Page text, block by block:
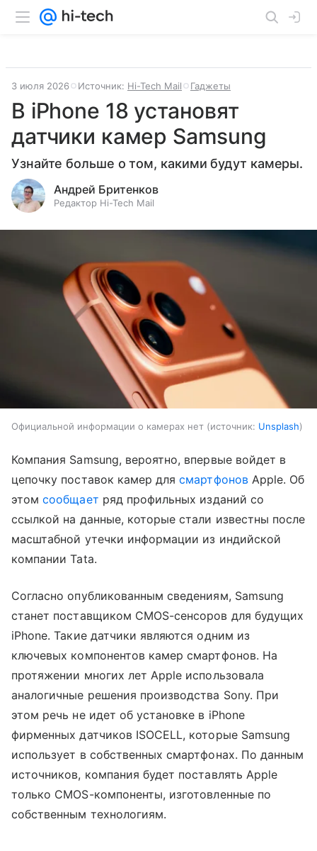
3 июля 2026 Источник: Hi-Tech Mail Гаджеты
В iPhone 18 установят
датчики камер Samsung
Узнайте больше о том, какими будут камеры.
Андрей Бритенков
Редактор Hi-Tech Mail
Официальной информации о камерах нет источник: Unsplash
Компания Samsung, вероятно, впервые войдет в
цепочку поставок камер длясмартфоновApple. Об
этомсообщает ряд профильных изданий со
ссылкой на данные, которые стали известны после
масштабной утечки информации из индийской
компании Tata.
Согласно опубликованным сведениям, Samsung
станет поставщиком CMOS-сенсоров для будущих
iPhone. Такие датчики являются одним из
ключевых компонентов камер смартфонов. На
протяжении многих лет Apple использовала
аналогичные решения производства Sony. При
этом речь не идет об установке в iPhone
фирменных датчиков ISOCELL, которые Samsung
использует в собственных смартфонах. По данным
источников, компания будет поставлять Apple
только CMOS-компоненты, изготовленные по
собственным технологиям.